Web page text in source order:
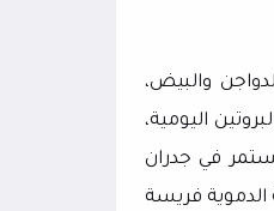
والبيض،
اليومية،
في جدران
الدموية فريسة